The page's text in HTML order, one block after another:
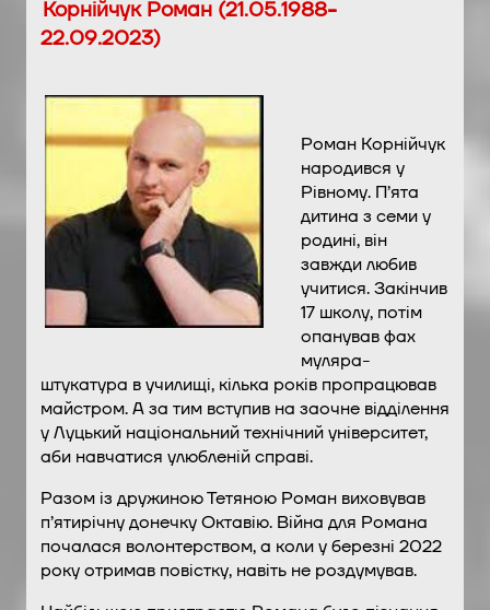
Корнійчук Роман (21.05.1988-
22.09.2023)
Роман Корнійчук
народився у
Рівному. П’ята
дитина з семи у
родині, він
завжди любив
учитися. Закінчив
17 школу, потім
опанував фах
муляра-
штукатура в училищі, кілька років пропрацював
майстром. А за тим вступив на заочне відділення
у Луцький національний технічний університет,
аби навчатися улюбленій справі.
Разом із дружиною Тетяною Роман виховував
п’ятирічну донечку Октавію. Війна для Романа
почалася волонтерством, а коли у березні 2022
року отримав повістку, навіть не роздумував.